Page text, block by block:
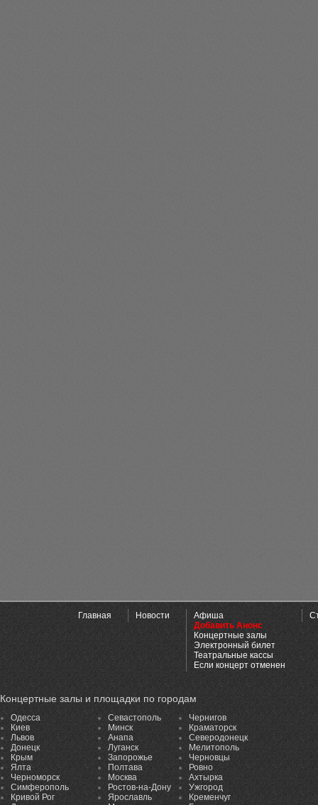
Главная Новости
Афиша
Добавить Анонс
Концертные залы
Электронный билет
Театральные кассы
Если концерт отменен
Концертные залы и площадки по городам
Одесса
Киев
Львов
Донецк
Крым
Ялта
Черноморск
Симферополь
Кривой Рог
Севастополь
Минск
Анапа
Луганск
Запорожье
Полтава
Москва
Ростов-на-Дону
Ярославль
Чернигов
Краматорск
Северодонецк
Мелитополь
Черновцы
Ровно
Ахтырка
Ужгород
Кременчуг